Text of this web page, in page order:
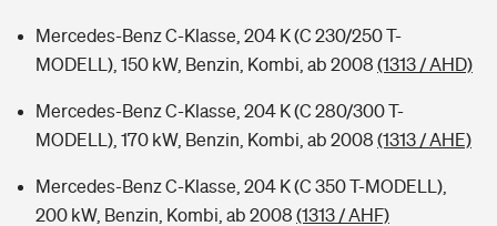
Mercedes-Benz C-Klasse, 204 K (C 230/250 T-
MODELL), 150 kW, Benzin, Kombi, ab 2008 (1313 / AHD)
Mercedes-Benz C-Klasse, 204 K (C 280/300 T-
MODELL), 170 kW, Benzin, Kombi, ab 2008 (1313 / AHE)
Mercedes-Benz C-Klasse, 204 K (C 350 T-MODELL),
200 kW, Benzin, Kombi, ab 2008 (1313 / AHF)